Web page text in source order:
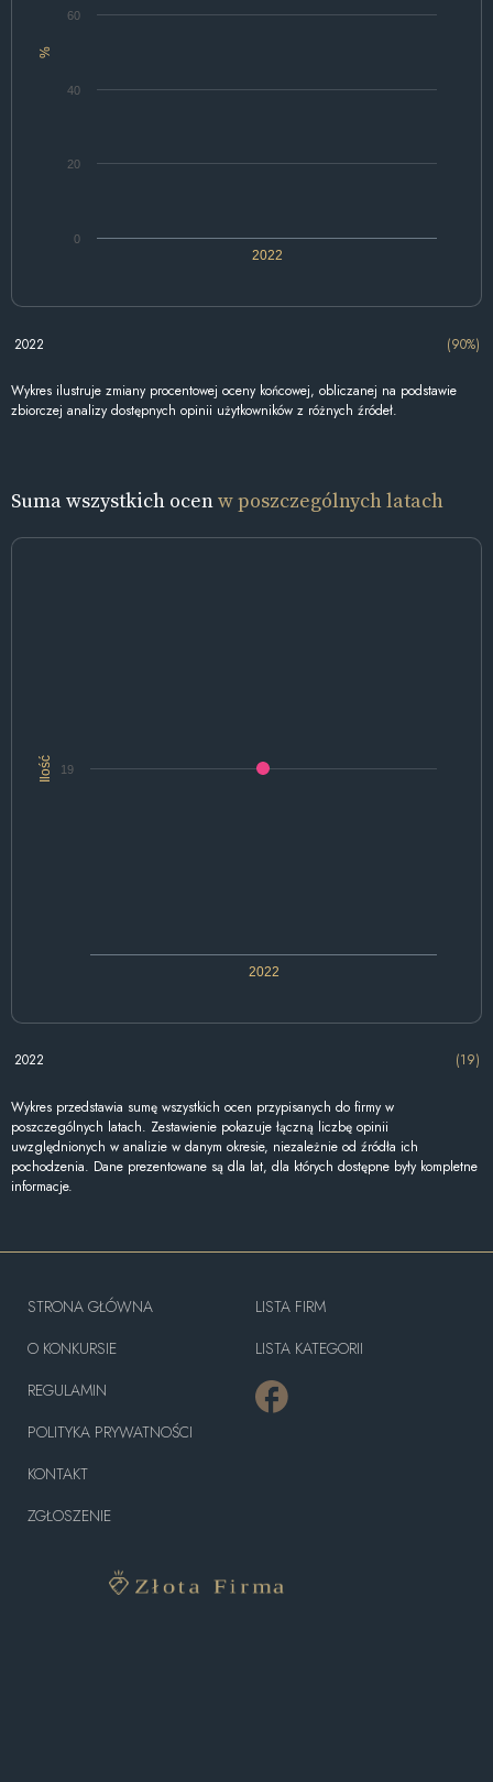
%
2022
0
20
40
60
2022 (90%)
Wykres ilustruje zmiany procentowej oceny końcowej, obliczanej na podstawie
zbiorczej analizy dostępnych opinii użytkowników z różnych źródeł.
Suma wszystkich ocenw poszczególnych latach
Ilość
2022
19
2022 (19)
Wykres przedstawia sumę wszystkich ocen przypisanych do firmy w
poszczególnych latach. Zestawienie pokazuje łączną liczbę opinii
uwzględnionych w analizie w danym okresie, niezależnie od źródła ich
pochodzenia. Dane prezentowane są dla lat, dla których dostępne były kompletne
informacje.
STRONA GŁÓWNA
O KONKURSIE
REGULAMIN
POLITYKA PRYWATNOŚCI
KONTAKT
ZGŁOSZENIE
LISTA FIRM
LISTA KATEGORII